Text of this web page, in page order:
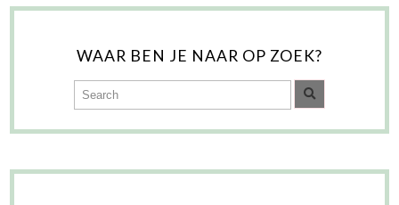
WAAR BEN JE NAAR OP ZOEK?